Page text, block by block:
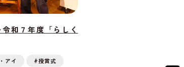
和７年度「らしく
アイ
#授賞式